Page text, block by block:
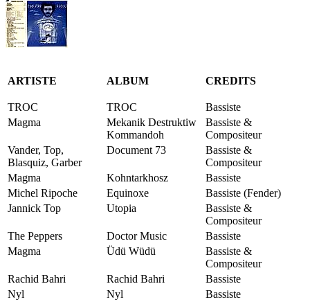
ARTISTE ALBUM CREDITS
TROC TROC
Bassiste
Magma
Mekanik Destruktiw
Kommandoh
Bassiste &
Compositeur
Vander, Top,
Blasquiz, Garber
Document 73
Bassiste &
Compositeur
Magma
Kohntarkhosz
Bassiste
Michel Ripoche
Equinoxe
Bassiste (Fender)
Jannick Top
Utopia
Bassiste &
Compositeur
The Peppers
Doctor Music
Bassiste
Magma
Üdü Wüdü
Bassiste &
Compositeur
Rachid Bahri
Rachid Bahri
Bassiste
Nyl
Nyl
Bassiste